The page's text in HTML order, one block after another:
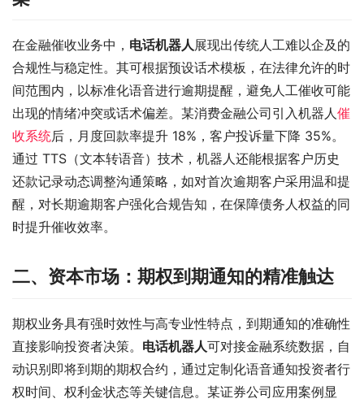
在金融催收业务中， 电话机器人展现出传统人工难以企及的
合规性与稳定性。其可根据预设话术模板，在法律允许的时
间范围内，以标准化语音进行逾期提醒，避免人工催收可能
出现的情绪冲突或话术偏差。某消费金融公司引入机器人催
收系统后，月度回款率提升 18%，客户投诉量下降 35%。
通过 TTS（文本转语音）技术，机器人还能根据客户历史
还款记录动态调整沟通策略，如对首次逾期客户采用温和提
醒，对长期逾期客户强化合规告知，在保障债务人权益的同
时提升催收效率。​
二、资本市场：期权到期通知的精准触达​
期权业务具有强时效性与高专业性特点，到期通知的准确性
直接影响投资者决策。 电话机器人可对接金融系统数据，自
动识别即将到期的期权合约，通过定制化语音通知投资者行
权时间、权利金状态等关键信息。某证券公司应用案例显